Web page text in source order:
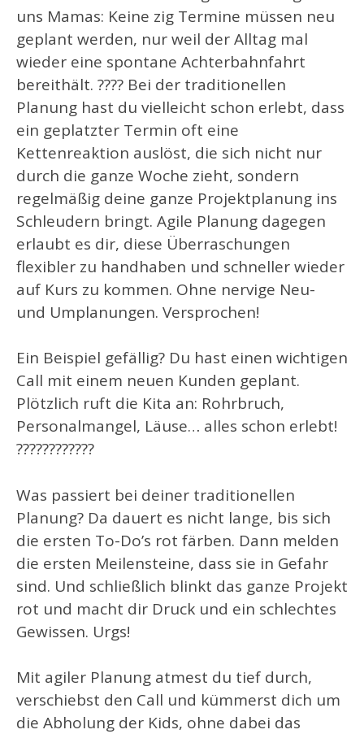
uns Mamas: Keine zig Termine müssen neu
geplant werden, nur weil der Alltag mal
wieder eine spontane Achterbahnfahrt
bereithält. ???? Bei der traditionellen
Planung hast du vielleicht schon erlebt, dass
ein geplatzter Termin oft eine
Kettenreaktion auslöst, die sich nicht nur
durch die ganze Woche zieht, sondern
regelmäßig deine ganze Projektplanung ins
Schleudern bringt. Agile Planung dagegen
erlaubt es dir, diese Überraschungen
flexibler zu handhaben und schneller wieder
auf Kurs zu kommen. Ohne nervige Neu-
und Umplanungen. Versprochen!
Ein Beispiel gefällig? Du hast einen wichtigen
Call mit einem neuen Kunden geplant.
Plötzlich ruft die Kita an: Rohrbruch,
Personalmangel, Läuse… alles schon erlebt!
????????????
Was passiert bei deiner traditionellen
Planung? Da dauert es nicht lange, bis sich
die ersten To-Do’s rot färben. Dann melden
die ersten Meilensteine, dass sie in Gefahr
sind. Und schließlich blinkt das ganze Projekt
rot und macht dir Druck und ein schlechtes
Gewissen. Urgs!
Mit agiler Planung atmest du tief durch,
verschiebst den Call und kümmerst dich um
die Abholung der Kids, ohne dabei das